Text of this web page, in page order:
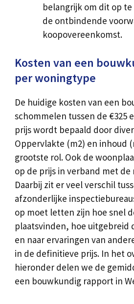
belangrijk om dit op
de ontbindende
koopovereenkomst.
Kosten van een
per woningtype
De huidige kosten van een
schommelen tussen de €325
prijs wordt bepaald door
Oppervlakte (m2) en inhoud
grootste rol. Ook de
op de prijs in verband met de
Daarbij zit er veel verschil
afzonderlijke
op moet letten zijn hoe snel
plaatsvinden, hoe uitgebreid
en naar ervaringen van
in de definitieve prijs. In het
hieronder delen we de
een bouwkundig rapport in